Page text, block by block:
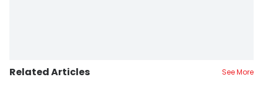
Related Articles See More